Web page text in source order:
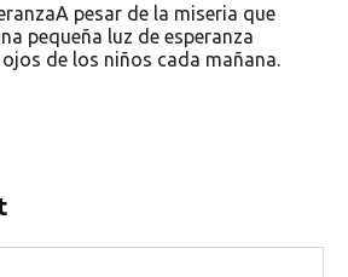
pesar de la miseria que
pequeña luz de esperanza
de los niños cada mañana.